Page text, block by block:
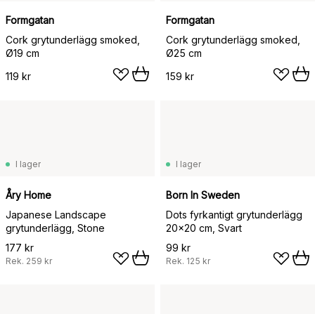
Formgatan
Cork grytunderlägg smoked,
Ø19 cm
119 kr
Formgatan
Cork grytunderlägg smoked,
Ø25 cm
159 kr
I lager
Åry Home
Japanese Landscape
grytunderlägg, Stone
177 kr
Rek. 259 kr
I lager
Born In Sweden
Dots fyrkantigt grytunderlägg
20x20 cm, Svart
99 kr
Rek. 125 kr